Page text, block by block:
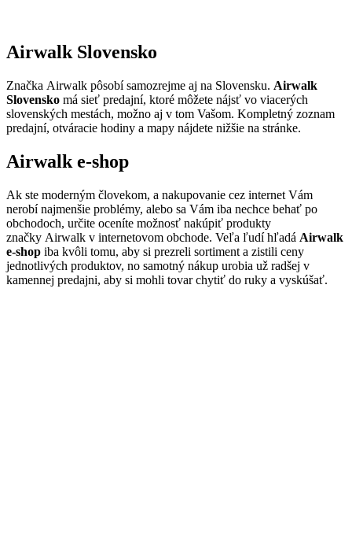
Airwalk Slovensko
Značka Airwalk pôsobí samozrejme aj na Slovensku. Airwalk
Slovensko má sieť predajní, ktoré môžete nájsť vo viacerých
slovenských mestách, možno aj v tom Vašom. Kompletný zoznam
predajní, otváracie hodiny a mapy nájdete nižšie na stránke.
Airwalk e-shop
Ak ste moderným človekom, a nakupovanie cez internet Vám
nerobí najmenšie problémy, alebo sa Vám iba nechce behať po
obchodoch, určite oceníte možnosť nakúpiť produkty
značky Airwalk v internetovom obchode. Veľa ľudí hľadá Airwalk
e-shop iba kvôli tomu, aby si prezreli sortiment a zistili ceny
jednotlivých produktov, no samotný nákup urobia už radšej v
kamennej predajni, aby si mohli tovar chytiť do ruky a vyskúšať.